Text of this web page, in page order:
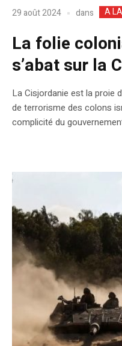
29 août 2024 dans A
La folie
s’abat sur la
La Cisjordanie est la proie
de terrorisme des colons
complicité du